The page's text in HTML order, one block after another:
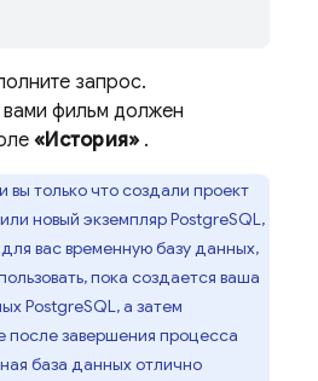
запрос.
фильм должен
«История» .
вы только что создали проект
новый экземпляр PostgreSQL,
вас временную базу данных,
пока создается ваша
PostgreSQL, а затем
после завершения процесса
база данных отлично